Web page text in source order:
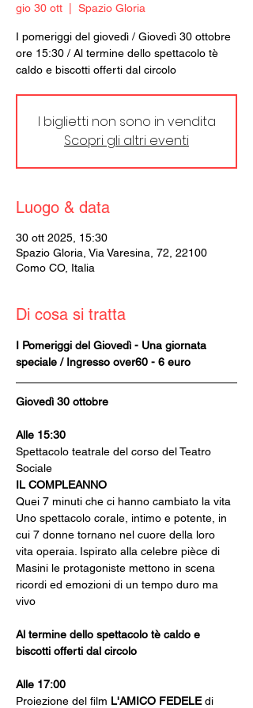
gio 30 ott Spazio Gloria
I pomeriggi del giovedì / Giovedì 30 ottobre
ore 15:30 / Al termine dello spettacolo tè
caldo e biscotti offerti dal circolo
I biglietti non sono in vendita
Scopri gli altri eventi
Luogo & data
30 ott 2025, 15:30
Spazio Gloria, Via Varesina, 72, 22100
Como CO, Italia
Di cosa si tratta
I Pomeriggi del Giovedì - Una giornata
speciale / Ingresso over60 - 6 euro
Giovedì 30 ottobre
Alle 15:30
Spettacolo teatrale del corso del Teatro
Sociale
IL COMPLEANNO
Quei 7 minuti che ci hanno cambiato la vita
Uno spettacolo corale, intimo e potente, in
cui 7 donne tornano nel cuore della loro
vita operaia. Ispirato alla celebre pièce di
Masini le protagoniste mettono in scena
ricordi ed emozioni di un tempo duro ma
vivo
Al termine dello spettacolo tè caldo e
biscotti offerti dal circolo
Alle 17:00
Proiezione del film L'AMICO FEDELE di